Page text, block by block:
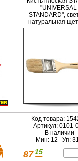
STANDARD",
натуральная
деревянная
Код товара:
Артикул: 0101-
В наличии
Мин: 12 Уп:
87 15